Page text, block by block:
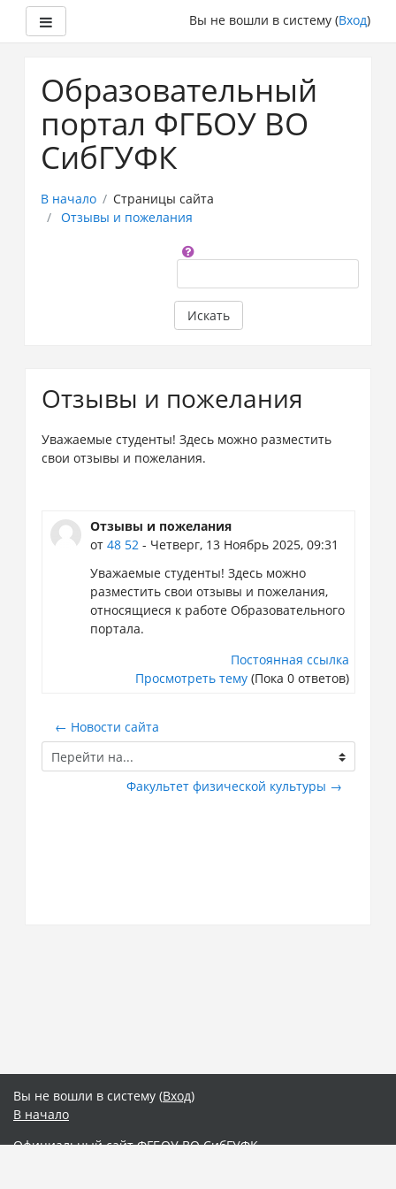
основному
Вы не вошли в систему (Вход)
Образовательный
портал ФГБОУ ВО
СибГУФК
В начало
Страницы сайта
Отзывы и пожелания
форумам
Искать
Отзывы и пожелания
Уважаемые студенты! Здесь можно разместить
свои отзывы и пожелания.
Отзывы и пожелания
от 48 52- Четверг, 13 Ноябрь 2025, 09:31
Уважаемые студенты! Здесь можно
разместить свои отзывы и пожелания,
относящиеся к работе Образовательного
портала.
Постоянная ссылка
Просмотреть тему(Пока 0 ответов)
← Новости сайта
Перейти
на...
Факультет физической культуры →
Вы не вошли в систему (Вход)
В начало
Официальный сайт ФГБОУ ВО СибГУФК